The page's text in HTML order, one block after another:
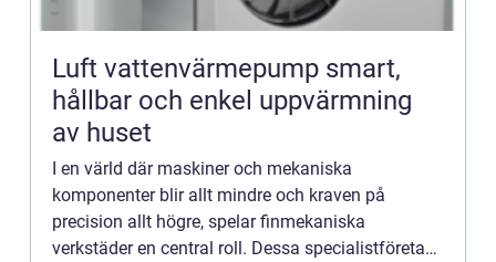
Luft vattenvärmepump smart,
hållbar och enkel uppvärmning
av huset
I en värld där maskiner och mekaniska
komponenter blir allt mindre och kraven på
precision allt högre, spelar finmekaniska
verkstäder en central roll. Dessa specialistföretag